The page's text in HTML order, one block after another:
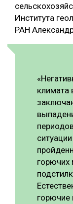
КОМПЛЕКСНАЯ
СОРТИРОВКА
МЕБЕЛЬНОЕ
Института
РАН
климата
горючих
горючие